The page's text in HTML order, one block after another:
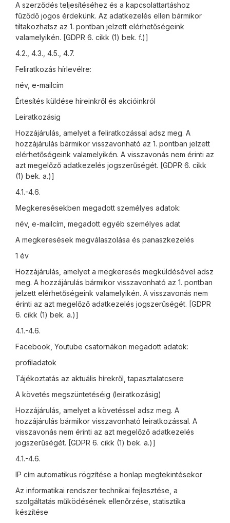
A szerződés teljesítéséhez és a kapcsolattartáshoz
fűződő jogos érdekünk. Az adatkezelés ellen bármikor
tiltakozhatsz az 1. pontban jelzett elérhetőségeink
valamelyikén. [GDPR 6. cikk (1) bek. f.)]
4.2., 4.3., 4.5., 4.7.
Feliratkozás hírlevélre:
név, e-mailcím
Értesítés küldése híreinkről és akcióinkról
Leiratkozásig
Hozzájárulás, amelyet a feliratkozással adsz meg. A
hozzájárulás bármikor visszavonható az 1. pontban jelzett
elérhetőségeink valamelyikén. A visszavonás nem érinti az
azt megelőző adatkezelés jogszerűségét. [GDPR 6. cikk
(1) bek. a.)]
4.1.-4.6.
Megkeresésekben megadott személyes adatok:
név, e-mailcím, megadott egyéb személyes adat
A megkeresések megválaszolása és panaszkezelés
1 év
Hozzájárulás, amelyet a megkeresés megküldésével adsz
meg. A hozzájárulás bármikor visszavonható az 1. pontban
jelzett elérhetőségeink valamelyikén. A visszavonás nem
érinti az azt megelőző adatkezelés jogszerűségét. [GDPR
6. cikk (1) bek. a.)]
4.1.-4.6.
Facebook, Youtube csatornákon megadott adatok:
profiladatok
Tájékoztatás az aktuális hírekről, tapasztalatcsere
A követés megszüntetéséig (leiratkozásig)
Hozzájárulás, amelyet a követéssel adsz meg. A
hozzájárulás bármikor visszavonható leiratkozással. A
visszavonás nem érinti az azt megelőző adatkezelés
jogszerűségét. [GDPR 6. cikk (1) bek. a.)]
4.1.-4.6.
IP cím automatikus rögzítése a honlap megtekintésekor
Az informatikai rendszer technikai fejlesztése, a
szolgáltatás működésének ellenőrzése, statisztika
készítése